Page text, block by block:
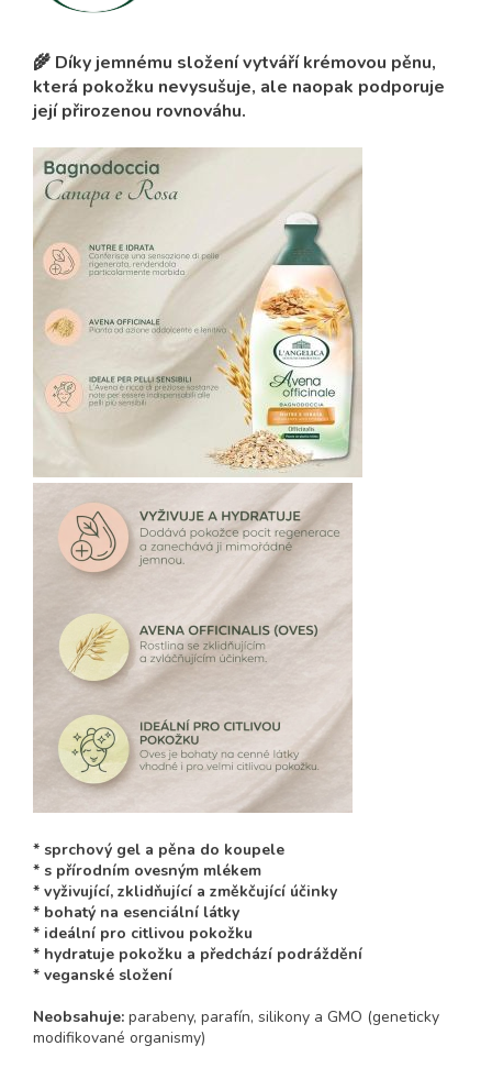
🌾 Díky jemnému složení vytváří krémovou pěnu,
která pokožku nevysušuje, ale naopak podporuje
její přirozenou rovnováhu.
* sprchový gel a pěna do koupele
* s přírodním ovesným mlékem
* vyživující, zklidňující a změkčující účinky
* bohatý na esenciální látky
* ideální pro citlivou pokožku
* hydratuje pokožku a předchází podráždění
* veganské složení
Neobsahuje: parabeny, parafín, silikony a GMO (geneticky
modifikované organismy)